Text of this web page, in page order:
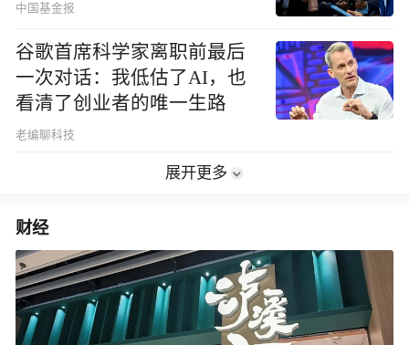
中国基金报
谷歌首席科学家离职前最后
一次对话：我低估了AI，也
看清了创业者的唯一生路
老编聊科技
展开更多
财经